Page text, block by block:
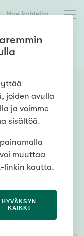
Hae kohteita
YHTEYTTÄ
joiden avulla
ja voimme
sisältöä.
muuttaa
-linkin kautta.
HYVÄKSYN
KAIKKI